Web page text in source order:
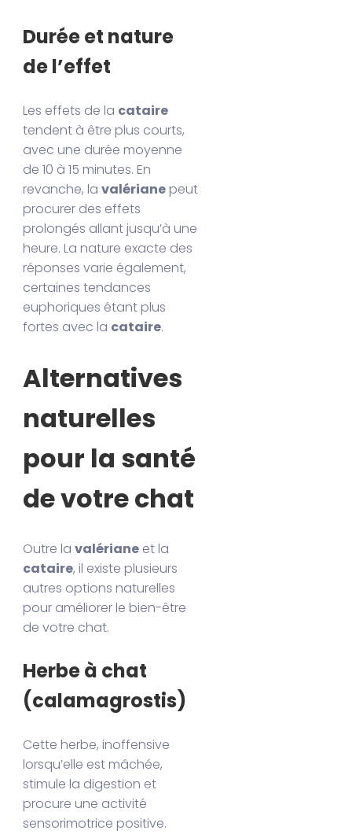
Durée et nature
de l’effet
Les effets de la cataire
tendent à être plus courts,
avec une durée moyenne
de 10 à 15 minutes. En
revanche, lavalériane peut
procurer des effets
prolongés allant jusqu’à une
heure. La nature exacte des
réponses varie également,
certaines tendances
euphoriques étant plus
fortes avec la cataire.
Alternatives
naturelles
pour la santé
de votre chat
Outre lavalériane et la
cataire, il existe plusieurs
autres options naturelles
pour améliorer le bien-être
de votre chat.
Herbe à chat
(calamagrostis)
Cette herbe, inoffensive
lorsqu’elle est mâchée,
stimule la digestion et
procure une activité
sensorimotrice positive.